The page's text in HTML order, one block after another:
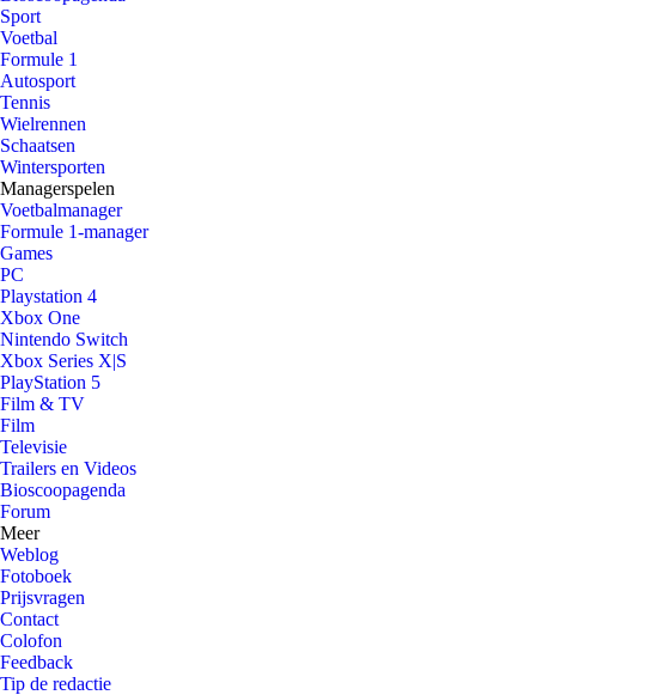
Sport
Voetbal
Formule 1
Autosport
Tennis
Wielrennen
Schaatsen
Wintersporten
Managerspelen
Voetbalmanager
Formule 1-manager
Games
PC
Playstation 4
Xbox One
Nintendo Switch
Xbox Series X|S
PlayStation 5
Film & TV
Film
Televisie
Trailers en Videos
Bioscoopagenda
Forum
Meer
Weblog
Fotoboek
Prijsvragen
Contact
Colofon
Feedback
Tip de redactie